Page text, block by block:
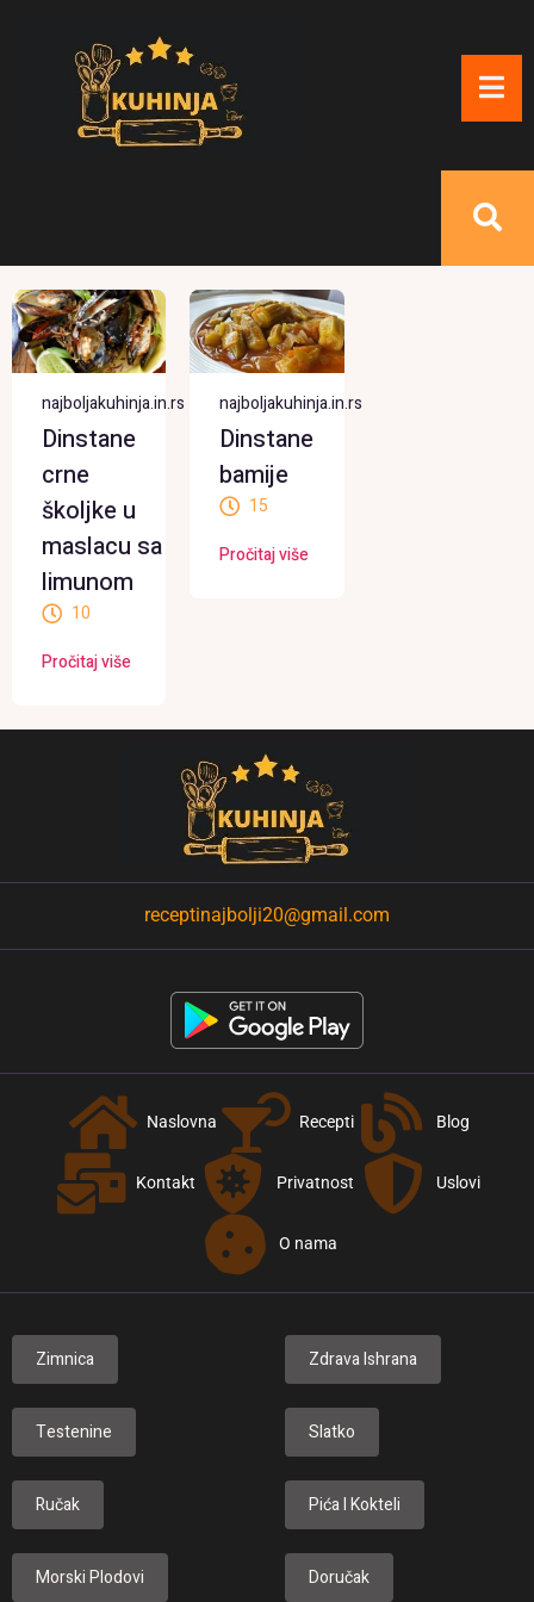
najboljakuhinja.in.rs
Dinstane
crne
školjke u
maslacu sa
limunom
10
Pročitaj više
najboljakuhinja.in.rs
Dinstane
bamije
15
Pročitaj više
receptinajbolji20@gmail.com
Naslovna Recepti Blog
Kontakt Privatnost Uslovi
O nama
Zimnica Zdrava Ishrana
Testenine Slatko
Ručak Pića I Kokteli
Morski Plodovi Doručak